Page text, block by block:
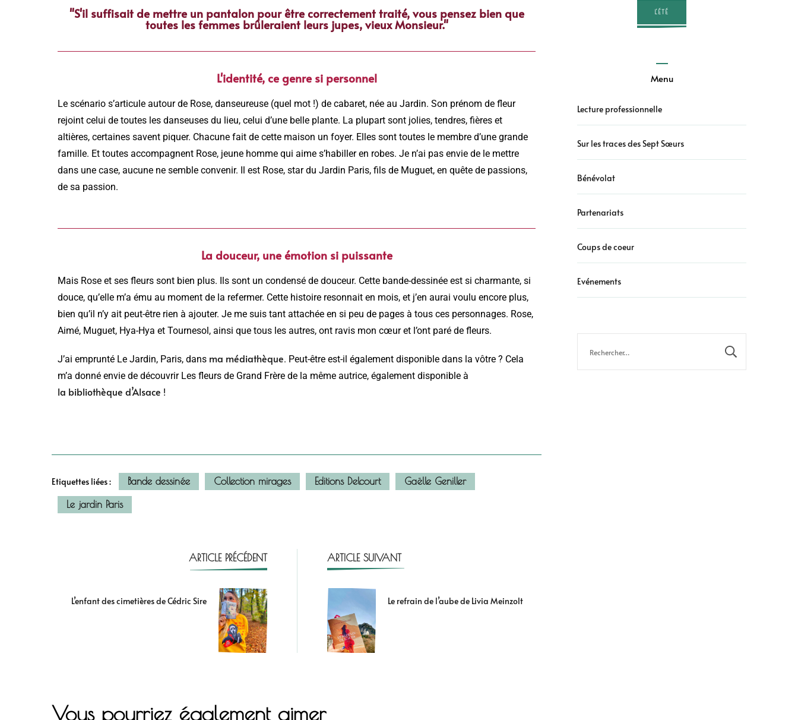
"S'il suffisait de mettre un pantalon pour être correctement traité, vous pensez bien que
toutes les femmes brûleraient leurs jupes, vieux Monsieur."
L'identité, ce genre si personnel
Le scénario s’articule autour de Rose, danseureuse (quel mot !) de cabaret, née au Jardin. Son prénom de fleur
rejoint celui de toutes les danseuses du lieu, celui d’une belle plante. La plupart sont jolies, tendres, fières et
altières, certaines savent piquer. Chacune fait de cette maison un foyer. Elles sont toutes le membre d’une grande
famille. Et toutes accompagnent Rose, jeune homme qui aime s’habiller en robes. Je n’ai pas envie de le mettre
dans une case, aucune ne semble convenir. Il est Rose, star du Jardin Paris, fils de Muguet, en quête de passions,
de sa passion.
La douceur, une émotion si puissante
Mais Rose et ses fleurs sont bien plus. Ils sont un condensé de douceur. Cette bande-dessinée est si charmante, si
douce, qu’elle m’a ému au moment de la refermer. Cette histoire resonnait en mois, et j’en aurai voulu encore plus,
bien qu’il n’y ait peut-être rien à ajouter. Je me suis tant attachée en si peu de pages à tous ces personnages. Rose,
Aimé, Muguet, Hya-Hya et Tournesol, ainsi que tous les autres, ont ravis mon cœur et l’ont paré de fleurs.
J’ai emprunté Le Jardin, Paris, dans ma médiathèque. Peut-être est-il également disponible dans la vôtre ? Cela
m’a donné envie de découvrir Les fleurs de Grand Frère de la même autrice, également disponible à
la bibliothèque d’Alsace !
Etiquettes liées : Bande dessinée Collection mirages Editions Delcourt
Gaëlle Geniller
Le jardin Paris
ARTICLE PRÉCÉDENT
L’enfant des cimetières de Cédric Sire
ARTICLE SUIVANT
Le refrain de l’aube de Livia Meinzolt
Vous pourriez également aimer
L'ÉTÉ
Menu
Lecture professionnelle
Sur les traces des Sept Sœurs
Bénévolat
Partenariats
Coups de coeur
Evénements